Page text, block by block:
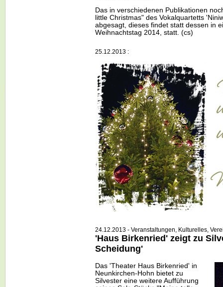
Das in verschiedenen Publikationen
little Christmas" des Vokalquartetts
abgesagt, dieses findet statt dessen in
Weihnachtstag 2014, statt. (cs)
25.12.2013 :
24.12.2013 - Veranstaltungen, Kulturelles,
'Haus Birkenried' zeigt zu
Scheidung'
Das 'Theater Haus Birkenried' in
Neunkirchen-Hohn bietet zu
Silvester eine weitere Aufführung